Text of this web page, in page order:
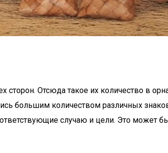
Отсюда такое их количество в
большим количеством различных
случаю и цели. Это может